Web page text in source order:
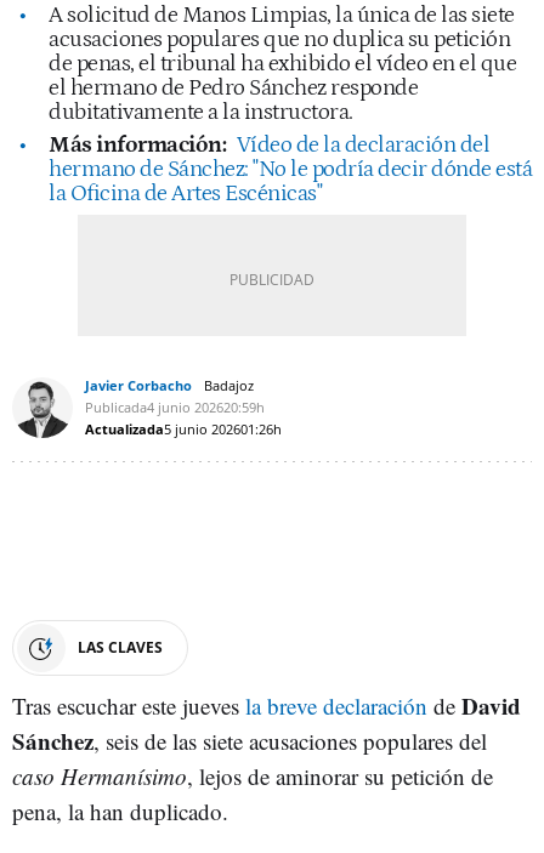
A solicitud de Manos Limpias, la única de las siete
acusaciones populares que no duplica su petición
de penas, el tribunal ha exhibido el vídeo en el que
el hermano de Pedro Sánchez responde
dubitativamente a la instructora.
Más información: Vídeo de la declaración del
hermano de Sánchez: "No le podría decir dónde está
la Oficina de Artes Escénicas"
Javier Corbacho
Badajoz
Publicada4 junio 202620:59h
Actualizada5 junio 202601:26h
LAS CLAVES
Tras escuchar este jueves la breve declaración de David
Sánchez, seis de las siete acusaciones populares del
caso Hermanísimo, lejos de aminorar su petición de
pena, la han duplicado.